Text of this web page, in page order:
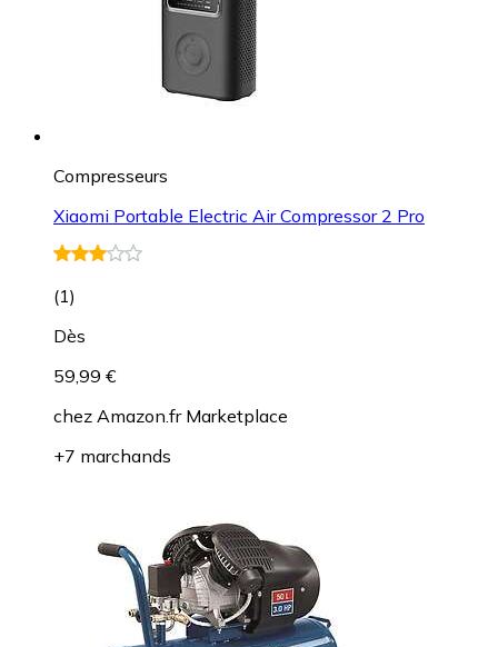
Compresseurs
Xiaomi Portable Electric Air Compressor 2 Pro
(1)
Dès
59,99 €
chez Amazon.fr Marketplace
+7 marchands